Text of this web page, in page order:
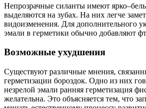
Непрозрачные силанты имеют
выделяются на зубах. На них легче
видоизменения. Для дополнительного
эмали в герметики обычно добавляют
Возможные ухудшения
Существуют различные мнения,
герметизации бороздок. Одно из них
незрелой эмали ранняя герметизация
желательна. Это объясняется тем, что